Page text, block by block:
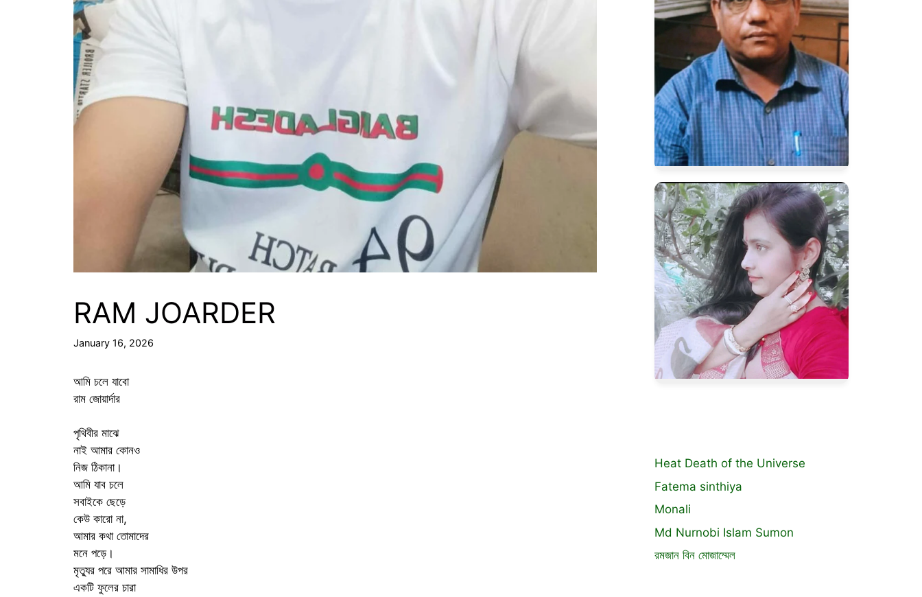
RAM JOARDER
January 16, 2026
আমি চলে যাবো
রাম জোয়ার্দার
পৃথিবীর মাঝে
নাই আমার কোনও
নিজ ঠিকানা।
আমি যাব চলে
সবাইকে ছেড়ে
কেউ কারো না,
আমার কথা তোমাদের
মনে পড়ে।
মৃত্যুর পরে আমার সামাধির উপর
একটি ফুলের চারা
Heat Death of the Universe
Fatema sinthiya
Monali
Md Nurnobi Islam Sumon
রমজান বিন মোজাম্মেল